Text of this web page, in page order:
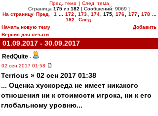
Пред. тема | След. тема
Страница 175 из 182 [ Сообщений: 9069 ]
На страницу Пред. 1 172 173 174 175, 176 177 178
182
След.
Начать новую тему
Добавить
Версия для печати
01.09.2017 - 30.09.2017
RedQuite -
02 сен 2017 01:58
Terrious » 02 сен 2017 01:38
... Оценка хускореда не имеет никакого
отношения ни к стоимости игрока, ни к его
глобальному уровню...